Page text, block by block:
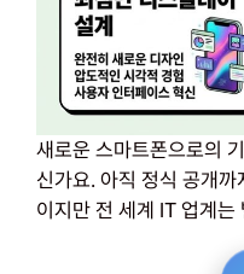
새로운 스마트폰으로의
신가요. 아직 정식 공개
이지만 전 세계 IT 업계는